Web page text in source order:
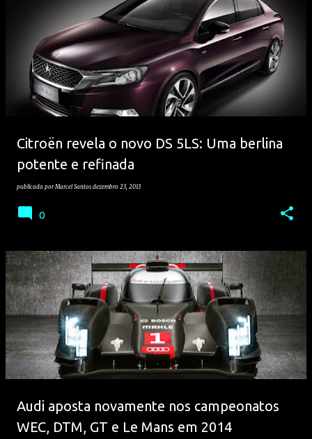
Citroën revela o novo DS 5LS: Uma berlina
potente e refinada
publicada porMarcel Santos dezembro 23, 2013
0
Audi aposta novamente nos campeonatos
WEC, DTM, GT e Le Mans em 2014